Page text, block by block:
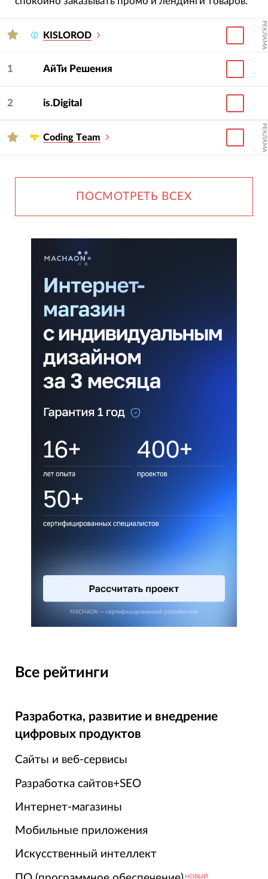
KISLOROD РЕКЛАМА
1 АйТи Решения
2 is.Digital
Сoding Тeam РЕКЛАМА
ПОСМОТРЕТЬ ВСЕХ
Все рейтинги
Разработка, развитие и внедрение
цифровых продуктов
Сайты и веб-сервисы
Разработка сайтов+SEO
Интернет-магазины
Мобильные приложения
Искусственный интеллект
НОВЫЙ